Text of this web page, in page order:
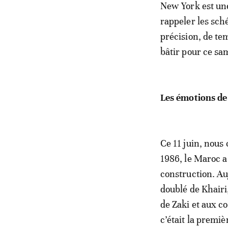
​New York est
rappeler les
précision, de
bâtir pour ce
​Les émotions
​Ce 11 juin,
1986, le Maroc
construction.
doublé de
de Zaki et aux
c’était la